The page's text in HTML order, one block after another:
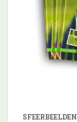
SFEERBEELDEN